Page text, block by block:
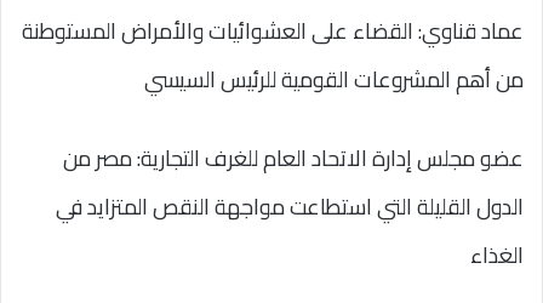
عماد قناوي: القضاء على العشوائيات والأمراض المستوطنة
من أهم المشروعات القومية للرئيس السيسي
عضو مجلس إدارة الاتحاد العام للغرف التجارية: مصر من
الدول القليلة التي استطاعت مواجهة النقص المتزايد في
الغذاء